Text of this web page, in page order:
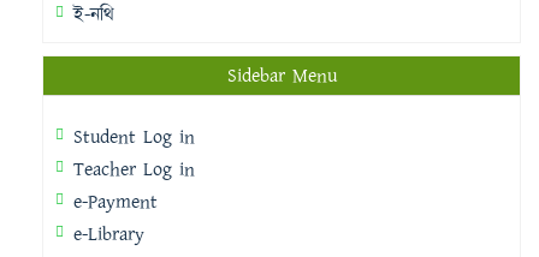
ই-নথি
Sidebar Menu
Student Log in
Teacher Log in
e-Payment
e-Library